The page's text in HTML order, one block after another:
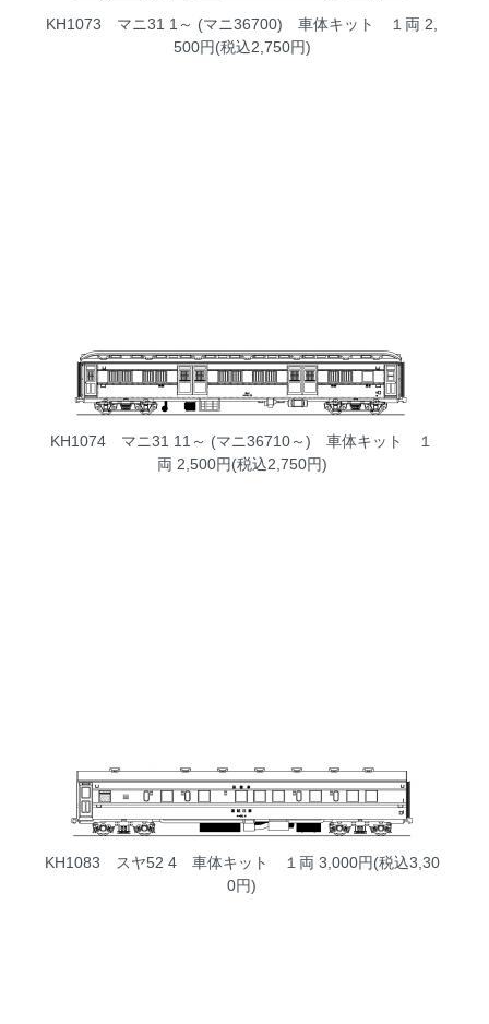
KH1073 マニ31 1～ (マニ36700) 車体キット １両 2,
500円(税込2,750円)
KH1074 マニ31 11～ (マニ36710～) 車体キット １
両 2,500円(税込2,750円)
KH1083 スヤ52 4 車体キット １両 3,000円(税込3,30
0円)